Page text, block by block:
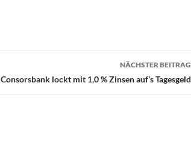
NÄCHSTER BEITRAG
Consorsbank lockt mit 1,0 % Zinsen auf’s Tagesgeld